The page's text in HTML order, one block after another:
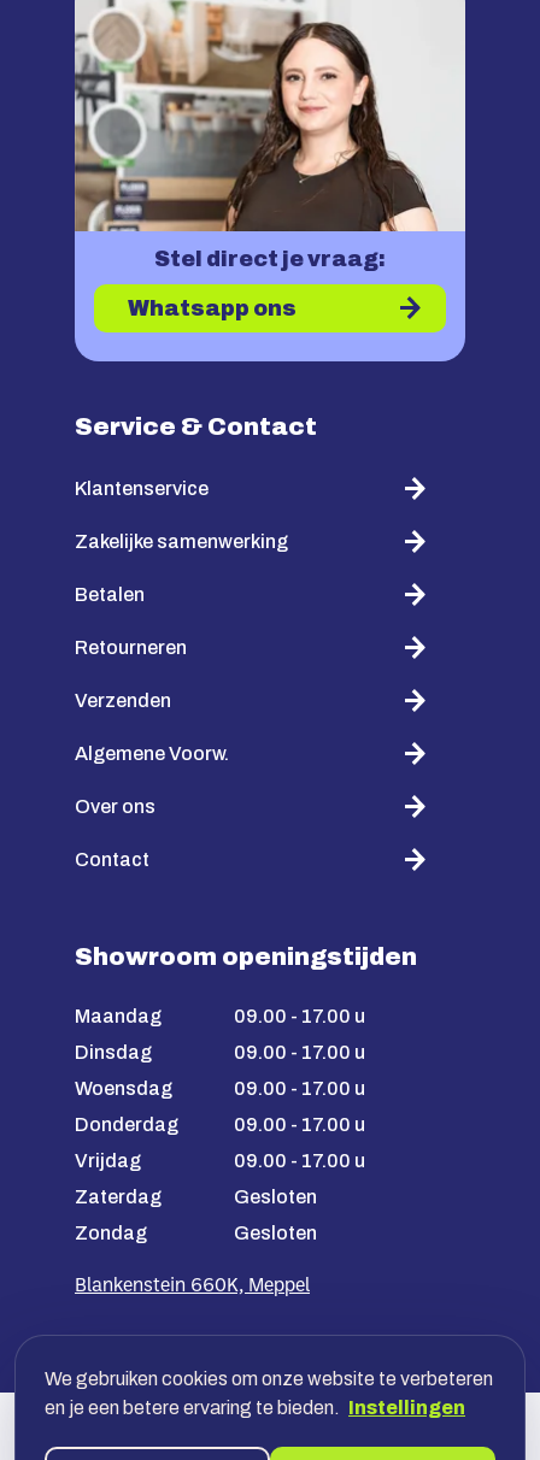
Stel direct je vraag:
Whatsapp ons
Service & Contact
Klantenservice
Zakelijke samenwerking
Betalen
Retourneren
Verzenden
Algemene Voorw.
Over ons
Contact
Showroom openingstijden
Maandag
09.00 - 17.00 u
Dinsdag
09.00 - 17.00 u
Woensdag
09.00 - 17.00 u
Donderdag
09.00 - 17.00 u
Vrijdag
09.00 - 17.00 u
Zaterdag
Gesloten
Zondag
Gesloten
Blankenstein 660K, Meppel
Veilig betalen met jouw bank, óf
We gebruiken cookies om onze website te verbeteren
en je een betere ervaring te bieden. Instellingen